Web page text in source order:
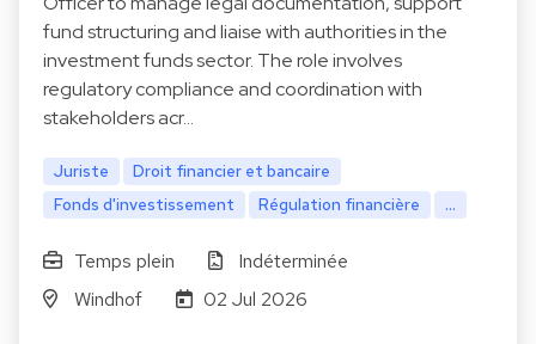
fund structuring and liaise with authorities in the
investment funds sector. The role involves
regulatory compliance and coordination with
stakeholders acr…
Juriste
Droit financier et bancaire
Fonds d'investissement
Régulation financière ...
Temps plein
Indéterminée
Windhof
02 Jul 2026